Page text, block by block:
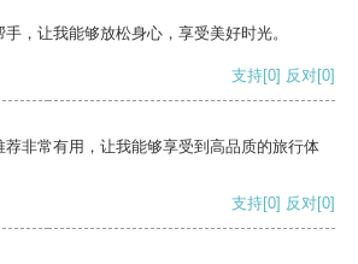
，让我能够放松身心，享受美好时光。
支持[0] 反对[0]
非常有用，让我能够享受到高品质的旅行体
支持[0] 反对[0]